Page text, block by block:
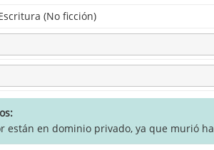
(No ficción)
están en dominio privado, ya que murió